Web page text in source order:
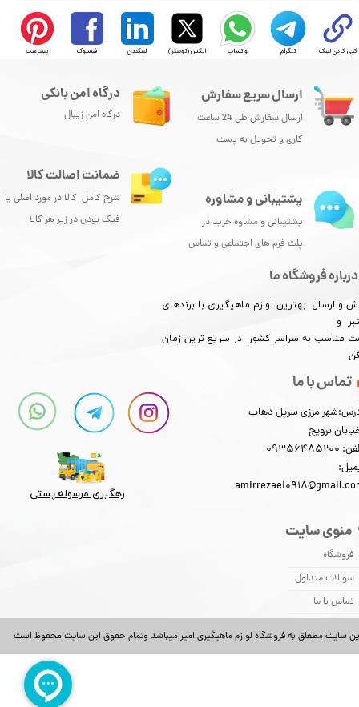
کپی کردن لینک تلگرام واتساپ ایکس (توییتر) لینکدین فیسبوک پینترست
سایت مطعلق به فروشگاه لوازم ماهیگیری امیر میباشد وتمام حقوق این سایت محفوظ است
ارسال سریع سفارش
ارسال سفارش طی 24 ساعت
کاری و تحویل به پست
درباره فروشگاه ما
و ارسال بهترین لوازم ماهیگیری با برندهای
و
مناسب به سراسر کشور در سریع ترین زمان
منوی سایت
فروشگاه
سوالات متداول
تماس با ما
تماس با ما
مرزی سرپل ذهاب
ترویج
درگاه امن بانکی
درگاه امن زیبال
پشتیبانی و مشاوره
پشتیبانی و مشاوه خرید در
پلت فرم های اجتماعی و تماس
ضمانت اصالت کالا
شرح کامل کالا در مورد اصلی یا
فیک بودن در زیر هر کالا
رهگیری مرسوله پستی​​​​​​​